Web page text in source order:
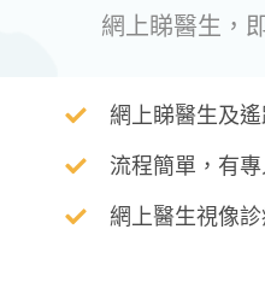
網上睇醫生，
網上睇醫生及
流程簡單，有
網上醫生視像